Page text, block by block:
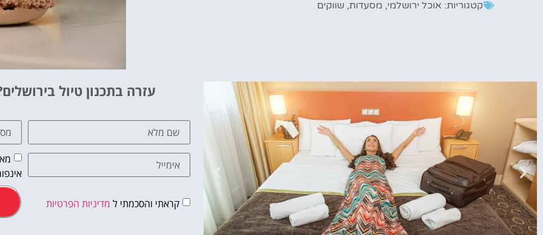
קטגוריות: אוכל ירושלמי, מסעדות, שווקים
עזרה בתכנון טיול
קראתי והסכמתי ל מדיניות הפרטיות